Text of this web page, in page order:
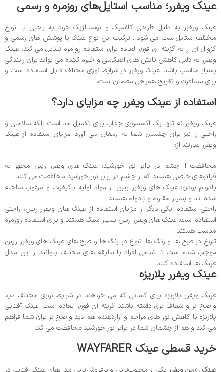
عینک ویفرر؛ مناسب استایل‌های روزمره و رسمی
عینک ویفرر به دلیل طراحی کلاسیک و نوستالژیک خود به راحتی با انواع
مختلف استایل ست می شود . ترکیب این نوع عینک با پوشش های رسمی و
کزوال آن را به گزینه ای فوق العاده برای استفاده روزمره تبدیل می کند. عینک
ویفرر به دلیل کاهش تابش های انعکاسی و خیره کننده می تواند برای رانندگی
بسیار مناسب باشد. عینک ویفرر در شرایط نوری مختلف قابل استفاده است و
برای مسافرت و تفریح همراهی مطمئن است.
استفاده از عینک ویفرر چه مزایای دارد؟
عینک ویفرر نه تنها یک اکسسوری جذاب برای تکمیل مد است بلکه سلامتی و
راحتی را نیز برای چشمان شما به ارمغان می آورد. مزایای استفاده از عینک
ویفرر عبارتند از:
محافظت از چشم در برابر نور خورشید: عینک های ویفرر ریبن مجهز به
فیلترهای خاصی هستند که از چشم در برابر نور خورشید محافظت می کنند.
بادوام بودن: عینک های ویفرر ریبن از مواد اولیه باکیفیت و مرغوب ساخته
شده اند و بسیار مقاوم و بادوام هستند.
راحتی استفاده: یکی دیگر از مزایای استفاده از عینک های ویفرر ریبن، راحتی
استفاده است. عینک های ویفرر ریبن بسیار سبک هستند و برای استفاده روزمره
مناسب هستند.
تنوع در طرح ها و رنگ ها: تنوع در رنگ ها و طرح های عینک های ویفرر ریبن
موجب شده است تا تمامی افراد با سلیقه های مختلف بتوانند از این مدل
عینک ها استفاده کنند.
عینک ویفرر پلاریزه
عینک ویفرر پلاریزه برای کسانی که می خواهند در شرایط نوری مختلف دید
واضح تر و شفاف تری داشته باشند گزینه ای فوق العاده است. عینک آفتابی
پلاریزه با کاهش نور های مزاحم و آزاردهنده هم دید واضح تر برای شما فراهم
می کند و هم از چشمان شما در برابر نور خورشید محافظت می کند.
خرید قسطی عینک WAYFARER